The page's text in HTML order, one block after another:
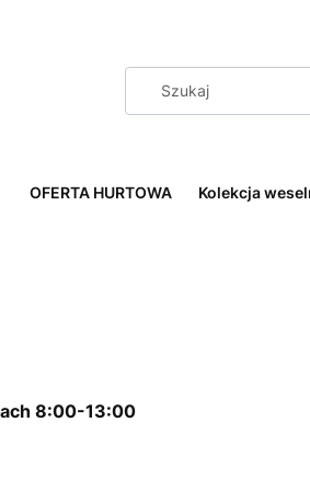
OFERTA HURTOWA Kolekcja
8:00-13:00